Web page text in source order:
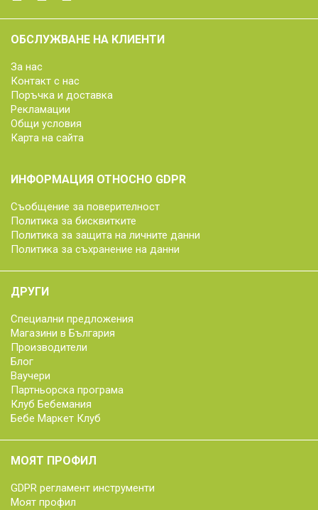
ОБСЛУЖВАНЕ НА КЛИЕНТИ
За нас
Контакт с нас
Поръчка и доставка
Рекламации
Общи условия
Карта на сайта
ИНФОРМАЦИЯ ОТНОСНО GDPR
Съобщение за поверителност
Политика за бисквитките
Политика за защита на личните данни
Политика за съхранение на данни
ДРУГИ
Специални предложения
Магазини в България
Производители
Блог
Ваучери
Партньорска програма
Клуб Бебемания
Бебе Маркет Клуб
МОЯТ ПРОФИЛ
GDPR регламент инструменти
Моят профил